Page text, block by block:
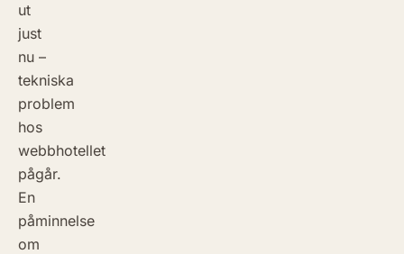
ut
just
nu –
tekniska
problem
hos
webbhotellet
pågår.
En
påminnelse
om